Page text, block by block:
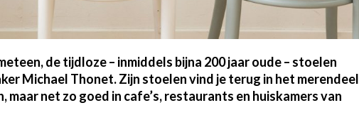
de tijdloze – inmiddels bijna 200 jaar oude – stoelen
Michael Thonet. Zijn stoelen vind je terug in het merendeel
maar net zo goed in cafe’s, restaurants en huiskamers van